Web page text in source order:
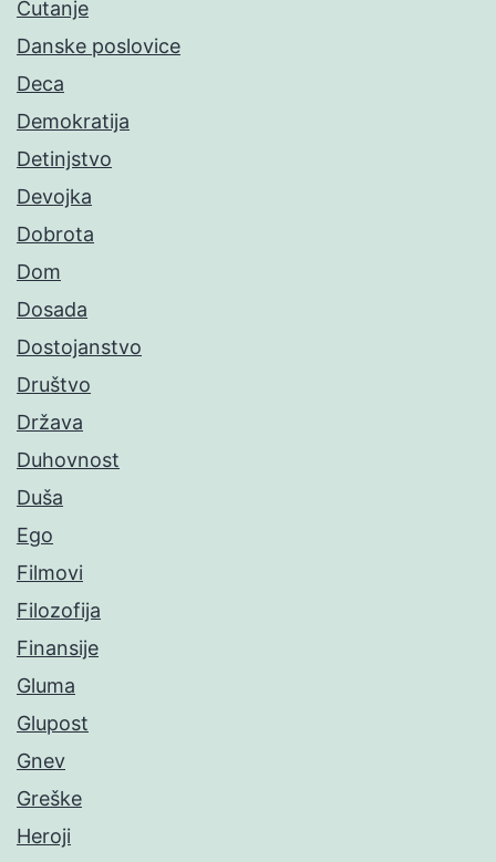
Ćutanje
Danske poslovice
Deca
Demokratija
Detinjstvo
Devojka
Dobrota
Dom
Dosada
Dostojanstvo
Društvo
Država
Duhovnost
Duša
Ego
Filmovi
Filozofija
Finansije
Gluma
Glupost
Gnev
Greške
Heroji